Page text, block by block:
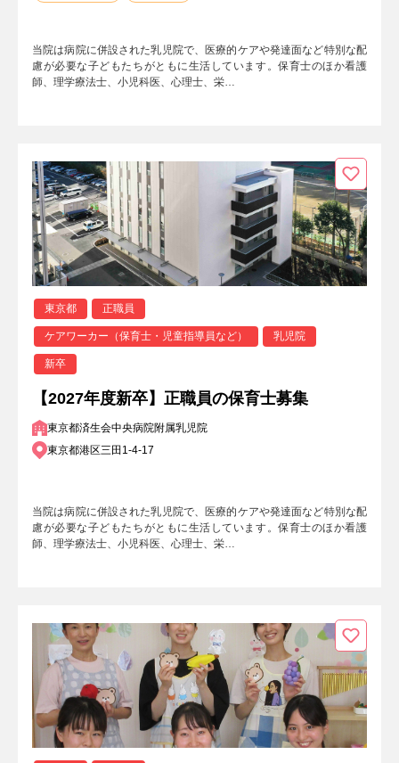
当院は病院に併設された乳児院で、医療的ケアや発達面など特別な配
慮が必要な子どもたちがともに生活しています。保育士のほか看護
師、理学療法士、小児科医、心理士、栄…
東京都 正職員
ケアワーカー（保育士・児童指導員など） 乳児院
新卒
【2027年度新卒】正職員の保育士募集
東京都済生会中央病院附属乳児院
東京都港区三田1-4-17
当院は病院に併設された乳児院で、医療的ケアや発達面など特別な配
慮が必要な子どもたちがともに生活しています。保育士のほか看護
師、理学療法士、小児科医、心理士、栄…